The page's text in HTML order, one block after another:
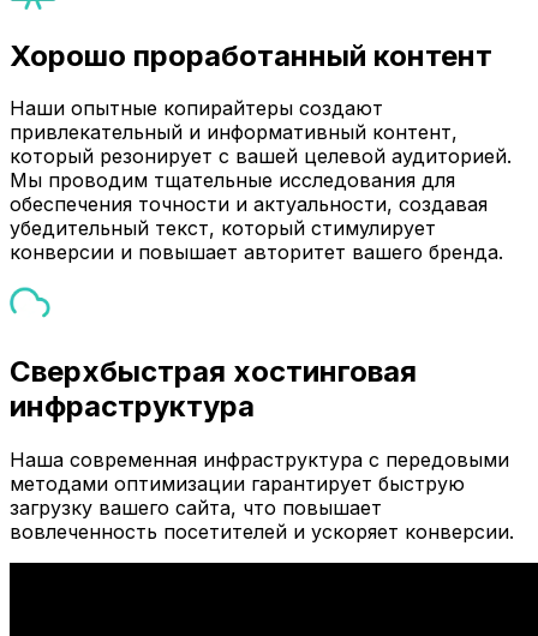
Хорошо проработанный контент
Наши опытные копирайтеры создают
привлекательный и информативный контент,
который резонирует с вашей целевой аудиторией.
Мы проводим тщательные исследования для
обеспечения точности и актуальности, создавая
убедительный текст, который стимулирует
конверсии и повышает авторитет вашего бренда.
Сверхбыстрая хостинговая
инфраструктура
Наша современная инфраструктура с передовыми
методами оптимизации гарантирует быструю
загрузку вашего сайта, что повышает
вовлеченность посетителей и ускоряет конверсии.